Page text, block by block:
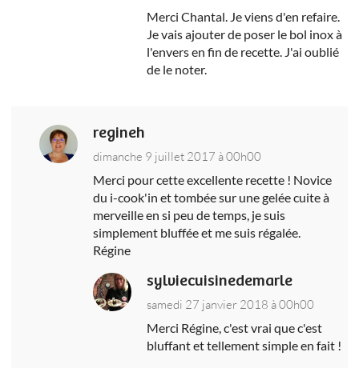
Merci Chantal. Je viens d'en refaire.
Je vais ajouter de poser le bol inox à
l'envers en fin de recette. J'ai oublié
de le noter.
regineh
dimanche 9 juillet 2017 à 00h00
Merci pour cette excellente recette ! Novice
du i-cook'in et tombée sur une gelée cuite à
merveille en si peu de temps, je suis
simplement bluffée et me suis régalée.
Régine
sylviecuisinedemarle
samedi 27 janvier 2018 à 00h00
Merci Régine, c'est vrai que c'est
bluffant et tellement simple en fait !